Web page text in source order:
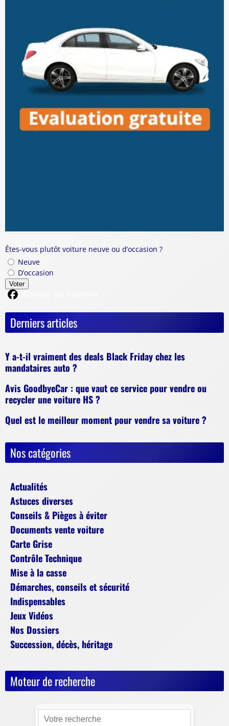
Êtes-vous plutôt voiture neuve ou d’occasion ?
Neuve
D’occasion
Voter
Derniers articles
Y a-t-il vraiment des deals Black Friday chez les
mandataires auto ?
Avis GoodbyeCar : que vaut ce service pour vendre ou
recycler une voiture HS ?
Quel est le meilleur moment pour vendre sa voiture ?
Nos catégories
Actualités
Astuces diverses
Conseils & Pièges à éviter
Documents vente voiture
Carte Grise
Contrôle Technique
Mise à la casse
Démarches, conseils et sécurité
Indispensables
Jeux Vidéos
Nos Dossiers
Succession, décès, héritage
Moteur de recherche